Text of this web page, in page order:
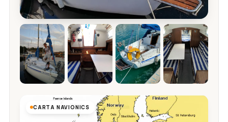
CARTA NAVIONICS